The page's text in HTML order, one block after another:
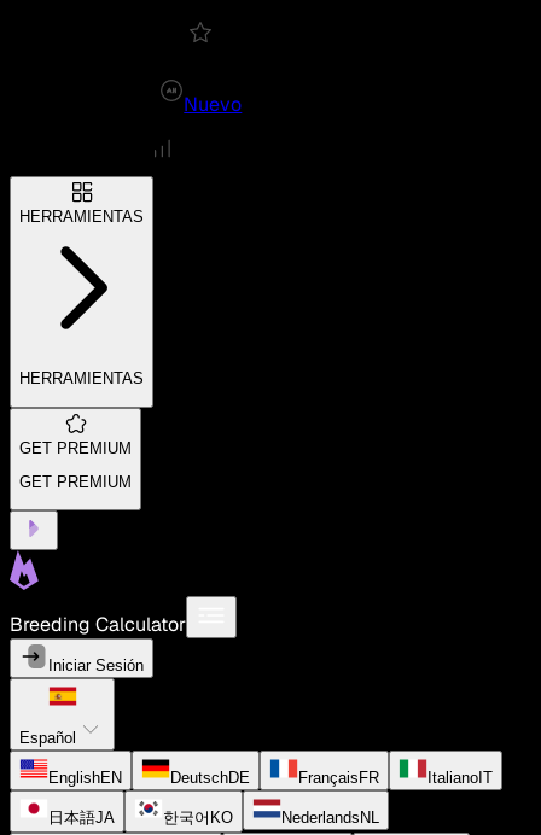
Nuevo
HERRAMIENTAS
HERRAMIENTAS
GET PREMIUM
GET PREMIUM
Breeding Calculator
Iniciar Sesión
Español
EnglishEN DeutschDE Français FR Italiano IT
日本語JA 한국어 KO Nederlands NL